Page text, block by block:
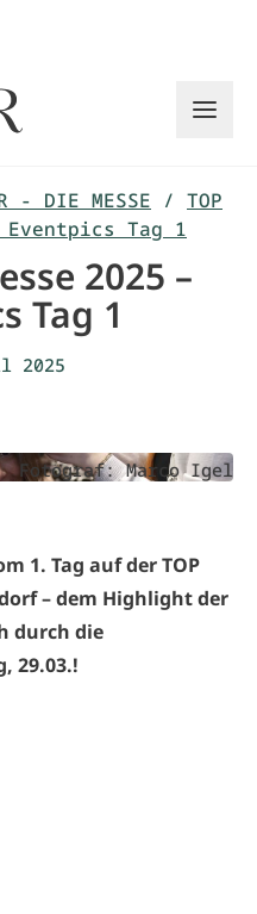
- DIE MESSE / TOP
Eventpics Tag 1
2025 –
Tag 1
2025
Fotograf: Marco Igel
1. Tag auf der TOP
– dem Highlight der
durch die
29.03.!